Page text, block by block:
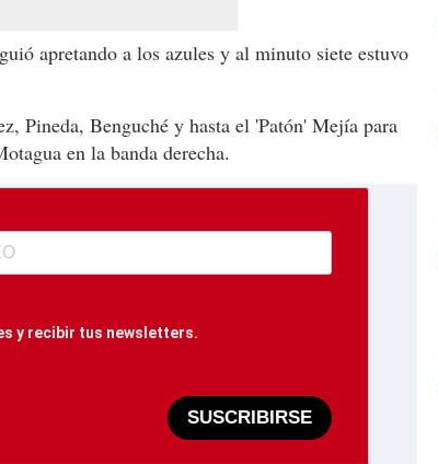
apretando a los azules y al minuto siete estuvo
Pineda, Benguché y hasta el 'Patón' Mejía para
en la banda derecha.
y recibir tus newsletters.
SUSCRIBIRSE